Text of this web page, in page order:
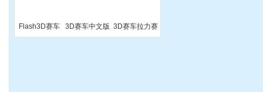
Flash3D赛车 3D赛车中文版 3D赛车拉力赛